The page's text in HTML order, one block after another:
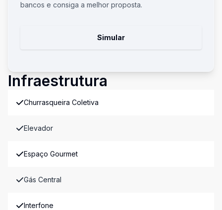
bancos e consiga a melhor proposta.
Simular
Infraestrutura
Churrasqueira Coletiva
Elevador
Espaço Gourmet
Gás Central
Interfone